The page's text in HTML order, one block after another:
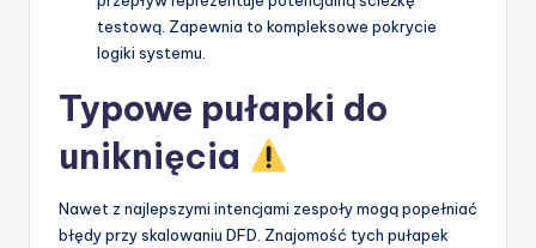
testową. Zapewnia to kompleksowe pokrycie
logiki systemu.
Typowe pułapki do
uniknięcia
Nawet z najlepszymi intencjami zespoły mogą popełniać
błędy przy skalowaniu DFD. Znajomość tych pułapek